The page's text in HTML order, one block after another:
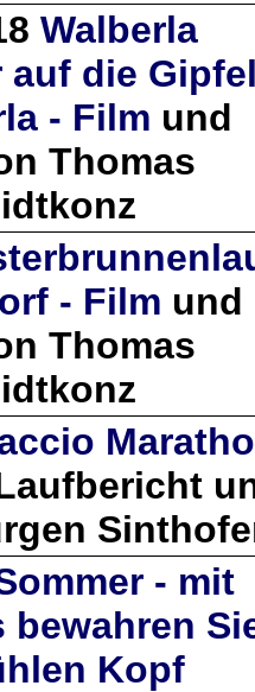
Walberla
die
- Film und
Thomas
- Film und
Thomas
- mit
bewahren
Kopf